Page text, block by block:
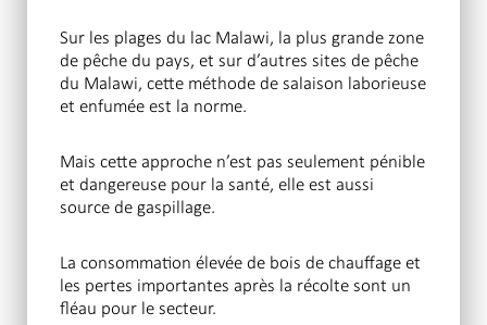
Sur les plages du lac Malawi, la plus grande zone
de pêche du pays, et sur d’autres sites de pêche
du Malawi, cette méthode de salaison laborieuse
et enfumée est la norme.
Mais cette approche n’est pas seulement pénible
et dangereuse pour la santé, elle est aussi
source de gaspillage.
La consommation élevée de bois de chauffage et
les pertes importantes après la récolte sont un
fléau pour le secteur.